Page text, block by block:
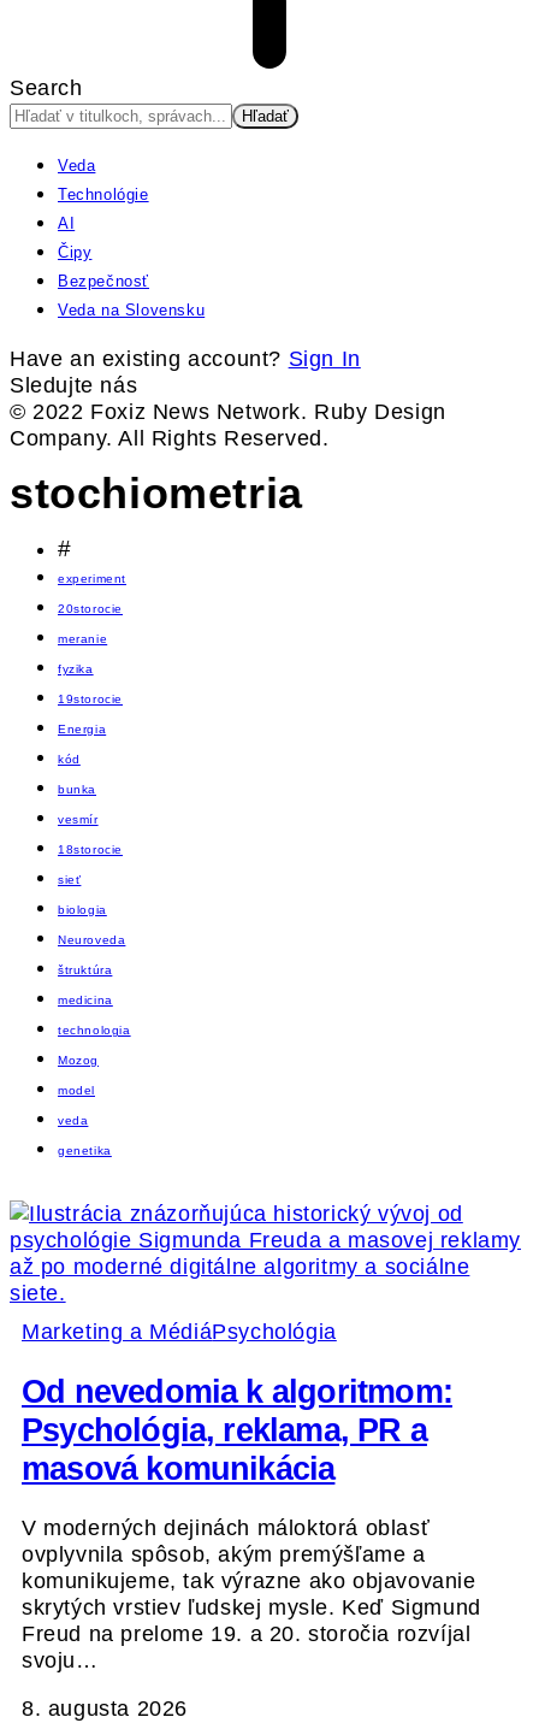
Search
Veda
Technológie
AI
Čipy
Bezpečnosť
Veda na Slovensku
Have an existing account? Sign In
Sledujte nás
© 2022 Foxiz News Network. Ruby Design
Company. All Rights Reserved.
stochiometria
#
experiment
20storocie
meranie
fyzika
19storocie
Energia
kód
bunka
vesmír
18storocie
sieť
biologia
Neuroveda
štruktúra
medicina
technologia
Mozog
model
veda
genetika
Marketing a MédiáPsychológia
Od nevedomia k algoritmom:
Psychológia, reklama, PR a
masová komunikácia
V moderných dejinách máloktorá oblasť
ovplyvnila spôsob, akým premýšľame a
komunikujeme, tak výrazne ako objavovanie
skrytých vrstiev ľudskej mysle. Keď Sigmund
Freud na prelome 19. a 20. storočia rozvíjal
svoju…
8. augusta 2026